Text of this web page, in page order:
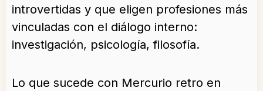
introvertidas y que eligen profesiones más
vinculadas con el diálogo interno:
investigación, psicología, filosofía.
Lo que sucede con Mercurio retro en